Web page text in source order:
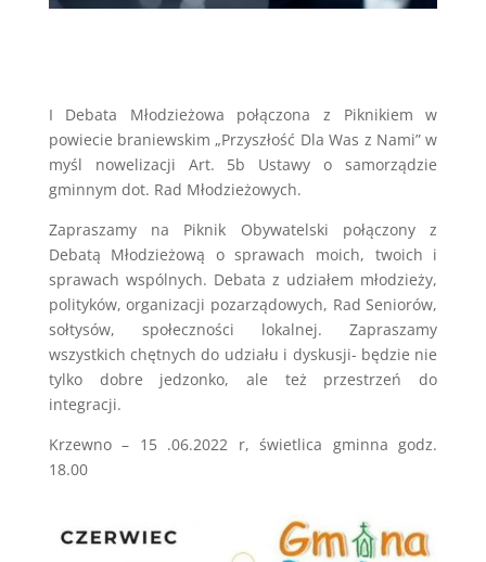
I Debata Młodzieżowa połączona z Piknikiem w
powiecie braniewskim „Przyszłość Dla Was z Nami” w
myśl nowelizacji Art. 5b Ustawy o samorządzie
gminnym dot. Rad Młodzieżowych.
Zapraszamy na Piknik Obywatelski połączony z
Debatą Młodzieżową o sprawach moich, twoich i
sprawach wspólnych. Debata z udziałem młodzieży,
polityków, organizacji pozarządowych, Rad Seniorów,
sołtysów, społeczności lokalnej. Zapraszamy
wszystkich chętnych do udziału i dyskusji- będzie nie
tylko dobre jedzonko, ale też przestrzeń do
integracji.
Krzewno – 15 .06.2022 r, świetlica gminna godz.
18.00